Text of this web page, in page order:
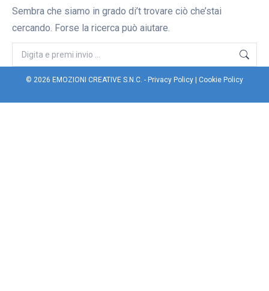
Sembra che siamo in grado di’t trovare ciò che’stai
cercando. Forse la ricerca può aiutare.
Cerca
© 2026 EMOZIONI CREATIVE S.N.C. - Privacy Policy Cookie Policy